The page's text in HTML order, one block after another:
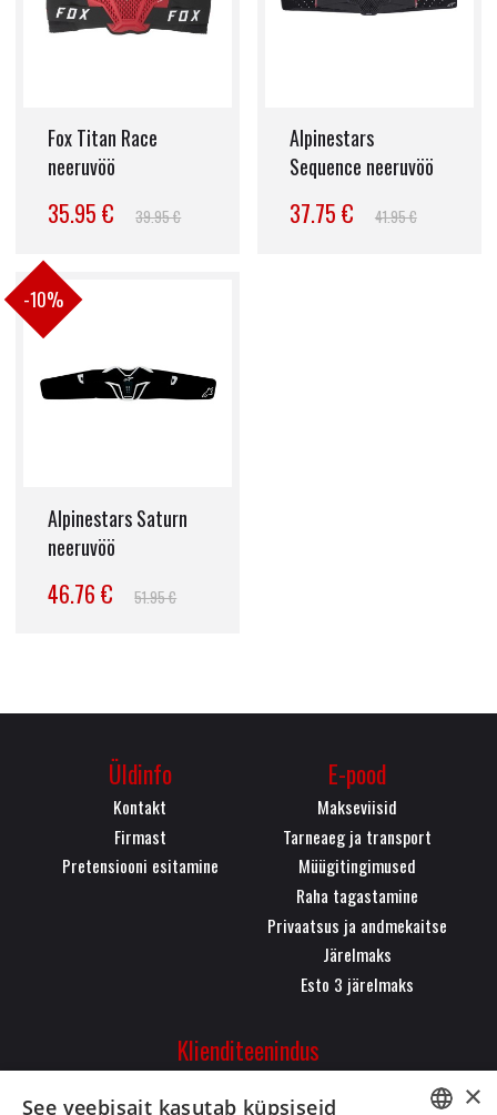
Fox Titan Race
neeruvöö
35.95 € 39.95 €
Alpinestars
Sequence neeruvöö
37.75 € 41.95 €
-10%
Alpinestars Saturn
neeruvöö
46.76 € 51.95 €
Üldinfo
Kontakt
Firmast
Pretensiooni esitamine
E-pood
Makseviisid
Tarneaeg ja transport
Müügitingimused
Raha tagastamine
Privaatsus ja andmekaitse
Järelmaks
Esto 3 järelmaks
Klienditeenindus
Tallinn
×
See veebisait kasutab küpsiseid